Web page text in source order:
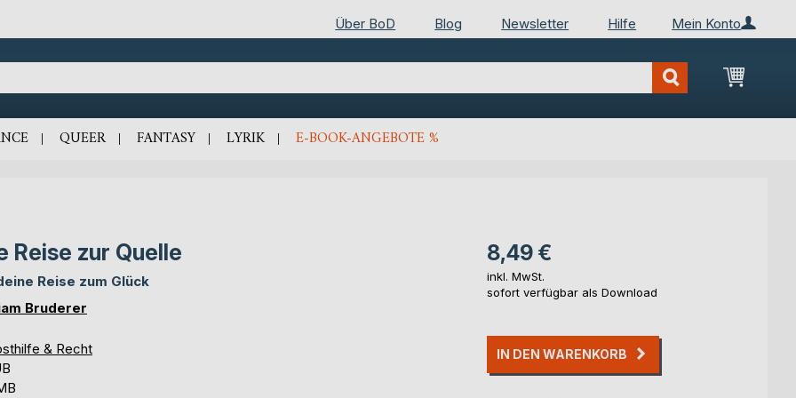
Mein Konto
Über BoD Blog Newsletter Hilfe
Mein
QUEER FANTASY LYRIK E-BOOK-ANGEBOTE %
Reise zur Quelle
Reise zum Glück
Bruderer
& Recht
8,49 €
inkl. MwSt.
sofort verfügbar als Download
IN DEN WARENKORB